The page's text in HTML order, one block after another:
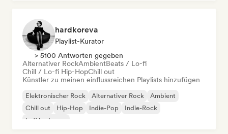
hardkoreva
Playlist-Kurator
> 5100 Antworten gegeben
Alternativer RockAmbientBeats / Lo-fi
Chill / Lo-fi Hip-HopChill out
Künstler zu meinen einflussreichen Playlists hinzufügen
Elektronischer Rock Alternativer Rock
Ambient
Chill out
Hip-Hop Indie-Pop
Indie-Rock
Lofi bedroom